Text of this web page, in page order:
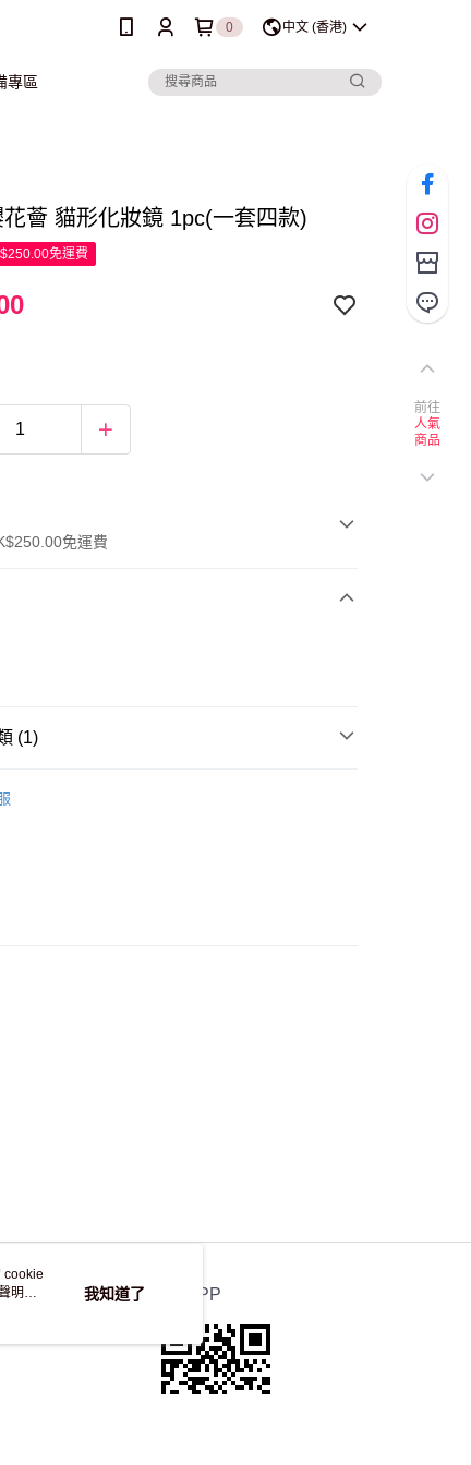
0 中文 (香港)
專區
薈 貓形化妝鏡 1pc(一套四款)
免運費
免運費
(1)
官方APP
前往
人氣
商品
cookie
明使
我知道了